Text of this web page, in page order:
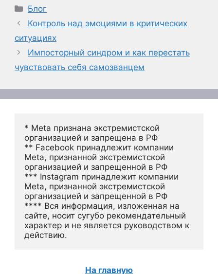
Рубрики
Блог
Контроль над эмоциями в критических
ситуациях
Импосторный синдром и как перестать
чувствовать себя самозванцем
* Meta признана экстремистской
организацией и запрещена в РФ
** Facebook принадлежит компании
Meta, признанной экстремистской
организацией и запрещенной в РФ
*** Instagram принадлежит компании
Meta, признанной экстремистской
организацией и запрещенной в РФ
**** Вся информация, изложенная на
сайте, носит сугубо рекомендательный
характер и не является руководством к
действию.
На главную